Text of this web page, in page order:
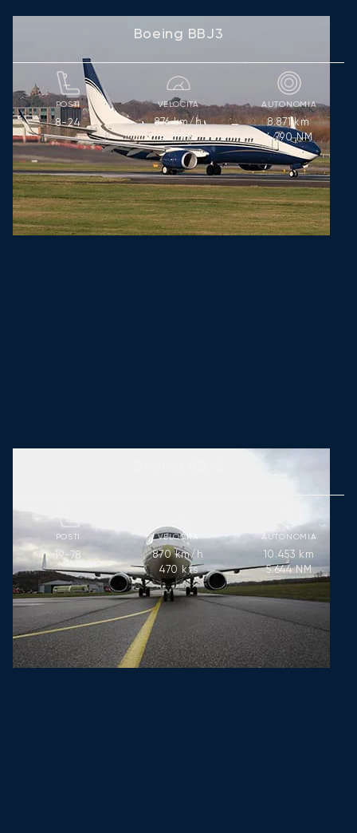
Boeing BBJ3
POSTI
8-24
VELOCITÀ
876km/h
473kts
AUTONOMIA
8.871 km
4.790NM
POSTI
19-78
VELOCITÀ
870km/h
470 kts
AUTONOMIA
10.453 km
5.644NM